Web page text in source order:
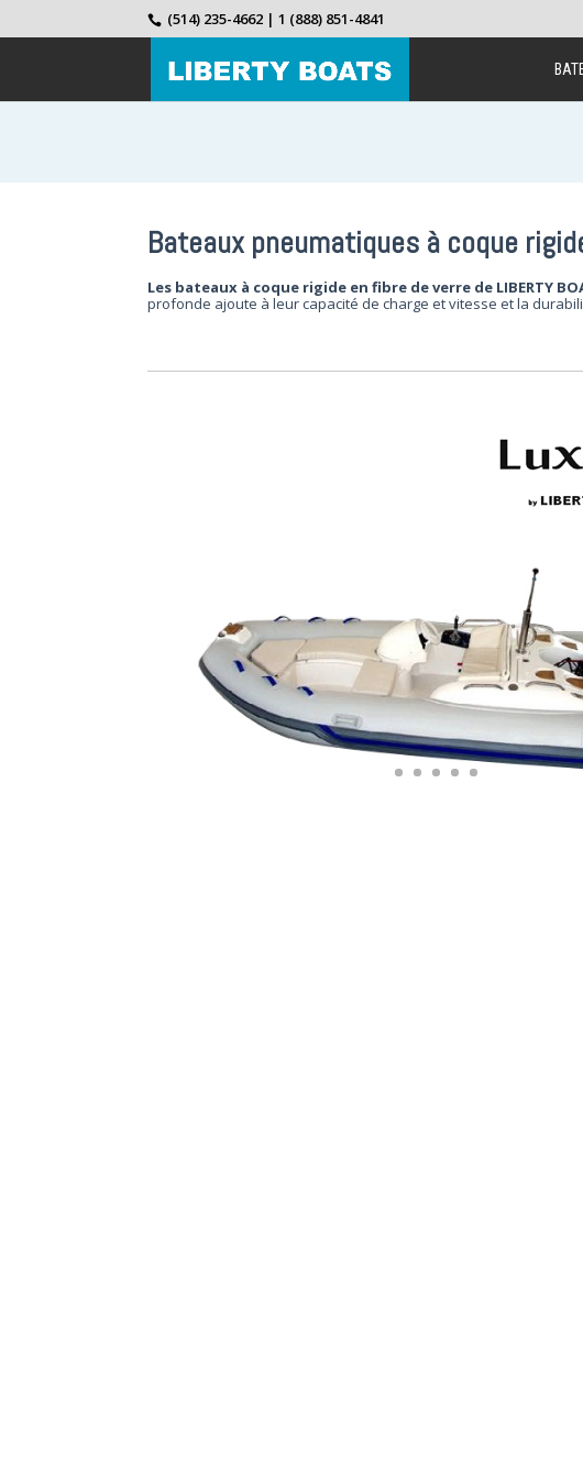
(514) 235-4662 | 1 (888) 851-4841
Bateaux pneumatiques à coque
Les bateaux à coque rigide en fibre de verre de LIBERTY
profonde ajoute à leur capacité de charge et vitesse et la